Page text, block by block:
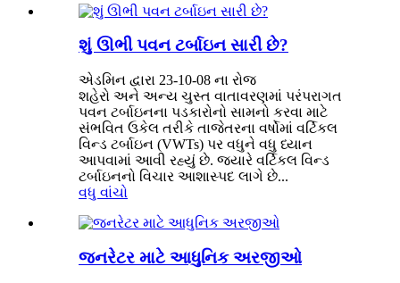
શું ઊભી પવન ટર્બાઇન સારી છે?
એડમિન દ્વારા 23-10-08 ના રોજ
શહેરો અને અન્ય ચુસ્ત વાતાવરણમાં પરંપરાગત
પવન ટર્બાઇનના પડકારોનો સામનો કરવા માટે
સંભવિત ઉકેલ તરીકે તાજેતરના વર્ષોમાં વર્ટિકલ
વિન્ડ ટર્બાઇન (VWTs) પર વધુને વધુ ધ્યાન
આપવામાં આવી રહ્યું છે. જ્યારે વર્ટિકલ વિન્ડ
ટર્બાઇનનો વિચાર આશાસ્પદ લાગે છે...
વધુ વાંચો
જનરેટર માટે આધુનિક અરજીઓ